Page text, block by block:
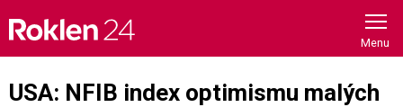
content
USA: NFIB index optimismu malých